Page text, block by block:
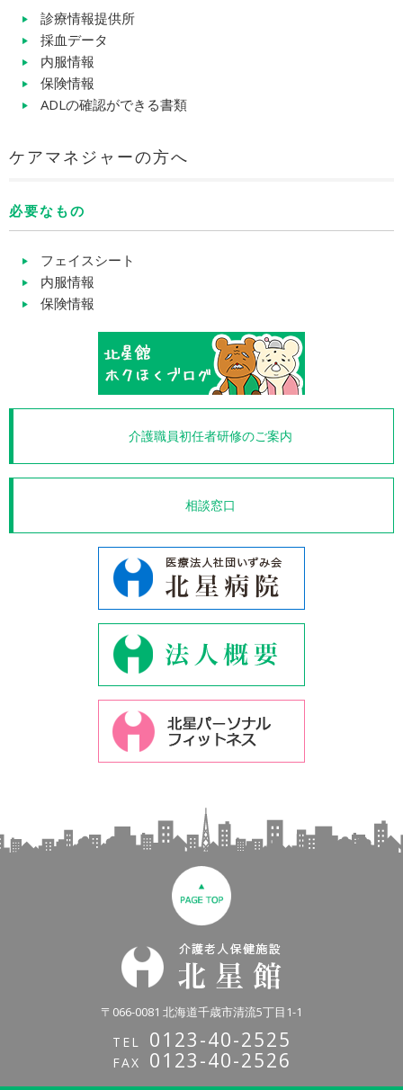
診療情報提供所
採血データ
内服情報
保険情報
ADLの確認ができる書類
ケアマネジャーの方へ
必要なもの
フェイスシート
内服情報
保険情報
介護職員初任者研修のご案内
相談窓口
〒066-0081 北海道千歳市清流5丁目1-1
TEL 0123-40-2525
FAX 0123-40-2526